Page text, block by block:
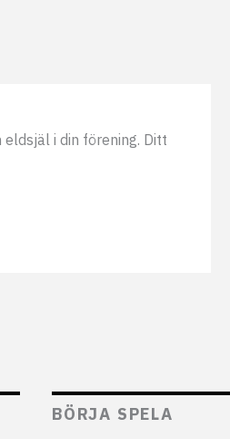
i din förening. Ditt
BÖRJA SPELA